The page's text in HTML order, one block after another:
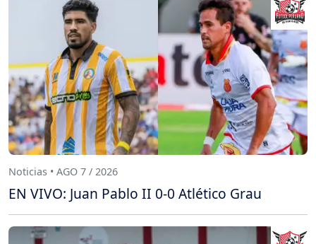
Noticias • AGO 7 / 2026
EN VIVO: Juan Pablo II 0-0 Atlético Grau